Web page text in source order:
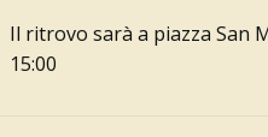
Il ritrovo sarà a piazza San
15:00